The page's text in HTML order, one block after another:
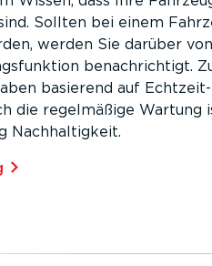
Sollten bei einem
werden Sie darüber
benach­richtigt.
basierend auf
die regelmäßige Wartung
Nachhal­tigkeit.